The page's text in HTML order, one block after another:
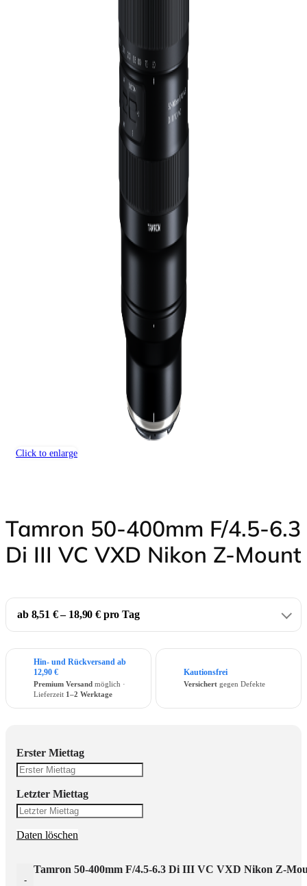
Click to enlarge
Tamron 50-400mm F/4.5-6.3
Di III VC VXD Nikon Z-Mount
ab 8,51 € – 18,90 € pro Tag
Hin- und Rückversand ab
12,90 €
Premium Versand möglich ·
Lieferzeit 1–2 Werktage
Kautionsfrei
Versichert gegen Defekte
Erster Miettag
Letzter Miettag
Daten löschen
-
Tamron 50-400mm F/4.5-6.3 Di III VC VXD Nikon Z-